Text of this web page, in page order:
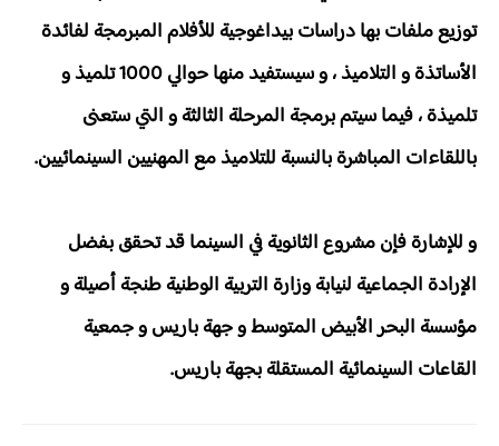
توزيع ملفات بها دراسات بيداغوجية للأفلام المبرمجة لفائدة
الأساتذة و التلاميذ ، و سيستفيد منها حوالي 1000 تلميذ و
تلميذة ، فيما سيتم برمجة المرحلة الثالثة و التي ستعنى
باللقاءات المباشرة بالنسبة للتلاميذ مع المهنيين السينمائيين.
و للإشارة فإن مشروع الثانوية في السينما قد تحقق بفضل
الإرادة الجماعية لنيابة وزارة التربية الوطنية طنجة أصيلة و
مؤسسة البحر الأبيض المتوسط و جهة باريس و جمعية
القاعات السينمائية المستقلة بجهة باريس.